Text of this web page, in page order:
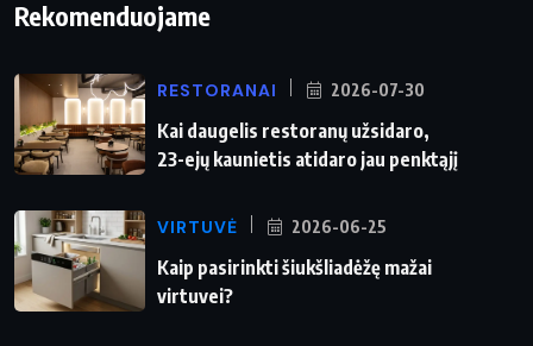
Rekomenduojame
RESTORANAI 2026-07-30
Kai daugelis restoranų užsidaro,
23-ejų kaunietis atidaro jau penktąjį
VIRTUVĖ 2026-06-25
Kaip pasirinkti šiukšliadėžę mažai
virtuvei?